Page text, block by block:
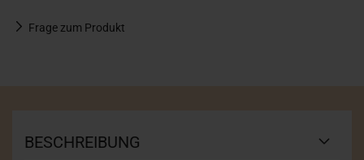
Frage zum Produkt
BESCHREIBUNG